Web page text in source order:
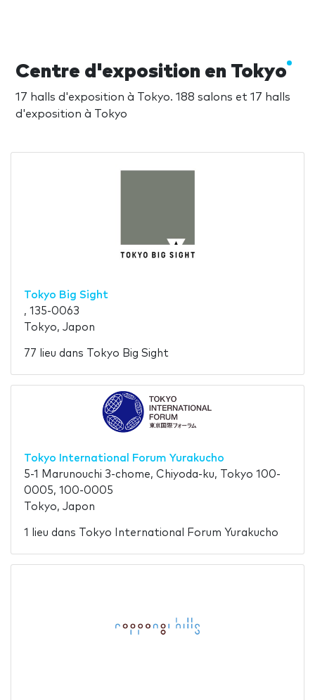
Centre d'exposition en Tokyo
17 halls d'exposition à Tokyo. 188 salons et 17 halls
d'exposition à Tokyo
Tokyo Big Sight
, 135-0063
Tokyo, Japon
77 lieu dans Tokyo Big Sight
Tokyo International Forum Yurakucho
5-1 Marunouchi 3-chome, Chiyoda-ku, Tokyo 100-
0005, 100-0005
Tokyo, Japon
1 lieu dans Tokyo International Forum Yurakucho